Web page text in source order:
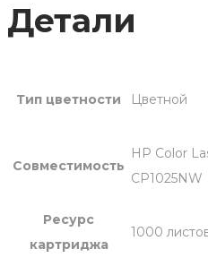
Детали
Тип цветности Цветной
Совместимость
HP Сolor
CP1025NW
Ресурс
картриджа
1000